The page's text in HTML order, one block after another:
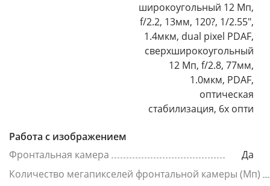
широкоугольный 12 Мп,
f/2.2, 13мм, 120?, 1/2.55",
1.4мкм, dual pixel PDAF,
сверхширокоугольный
12 Мп, f/2.8, 77мм,
1.0мкм, PDAF,
оптическая
стабилизация, 6x опти
Работа с изображением
Фронтальная камера
Да
Количество мегапикселей фронтальной камеры (Мп)